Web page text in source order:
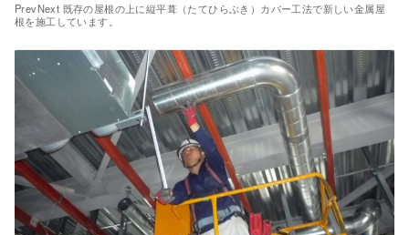
PrevNext 既存の屋根の上に縦平葺（たてひらぶき）カバー工法で新しい金属屋
根を施工しています。